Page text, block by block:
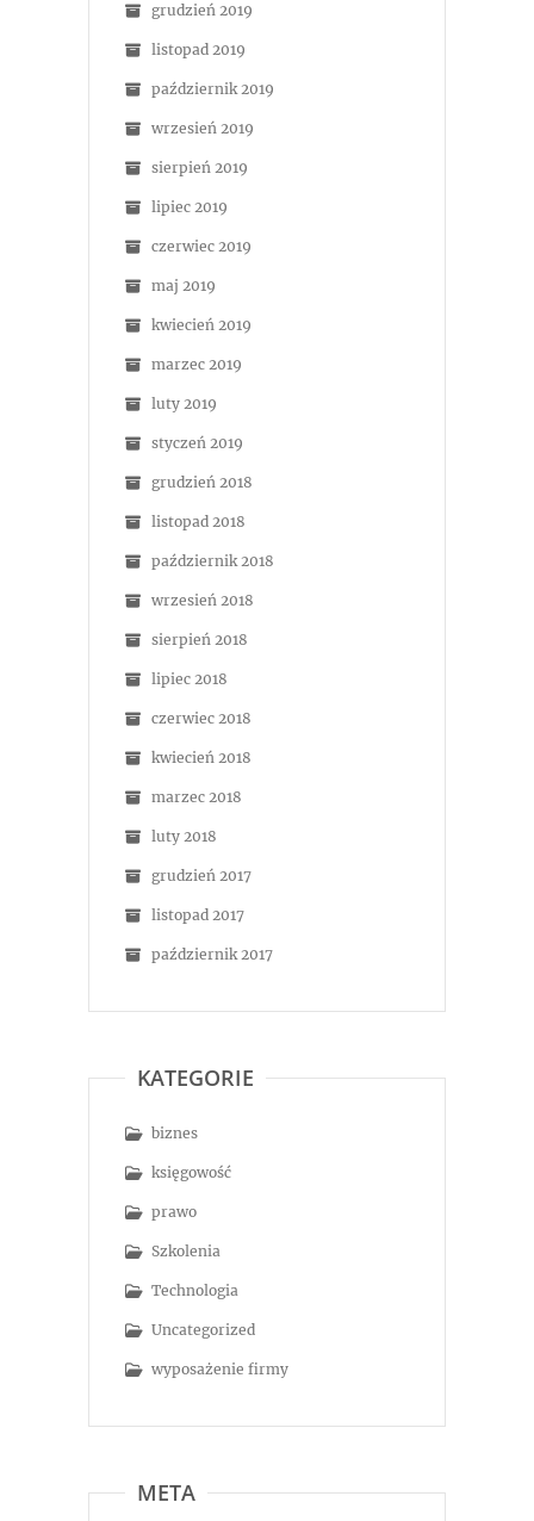
grudzień 2019
listopad 2019
październik 2019
wrzesień 2019
sierpień 2019
lipiec 2019
czerwiec 2019
maj 2019
kwiecień 2019
marzec 2019
luty 2019
styczeń 2019
grudzień 2018
listopad 2018
październik 2018
wrzesień 2018
sierpień 2018
lipiec 2018
czerwiec 2018
kwiecień 2018
marzec 2018
luty 2018
grudzień 2017
listopad 2017
październik 2017
KATEGORIE
biznes
księgowość
prawo
Szkolenia
Technologia
Uncategorized
wyposażenie firmy
META